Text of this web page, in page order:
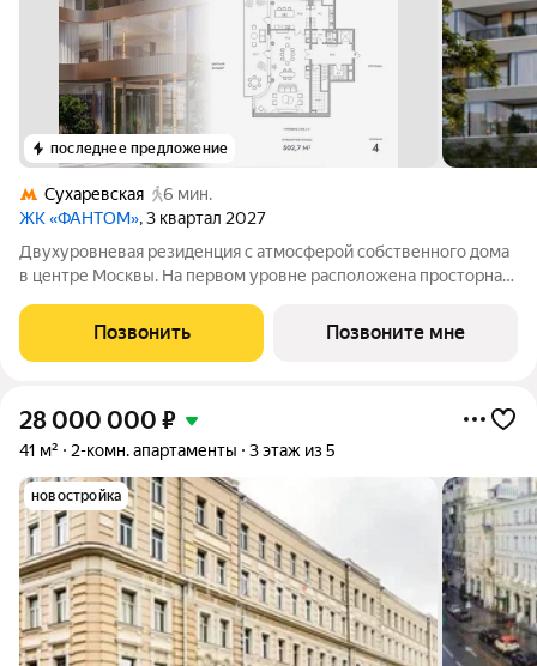
последнее предложение
Сухаревская
6 мин.
ЖК «ФАНТОМ», 3 квартал 2027
Двухуровневая резиденция с атмосферой собственного дома
в центре Москвы. На первом уровне расположена просторная
терраса 57,7 м идеальное пространство для семейных встреч и
приёма гостей. Второй
Позвонить Позвоните мне
28 000 000 ₽
41 м² 2-комн. апартаменты 3 этаж из 5
новостройка